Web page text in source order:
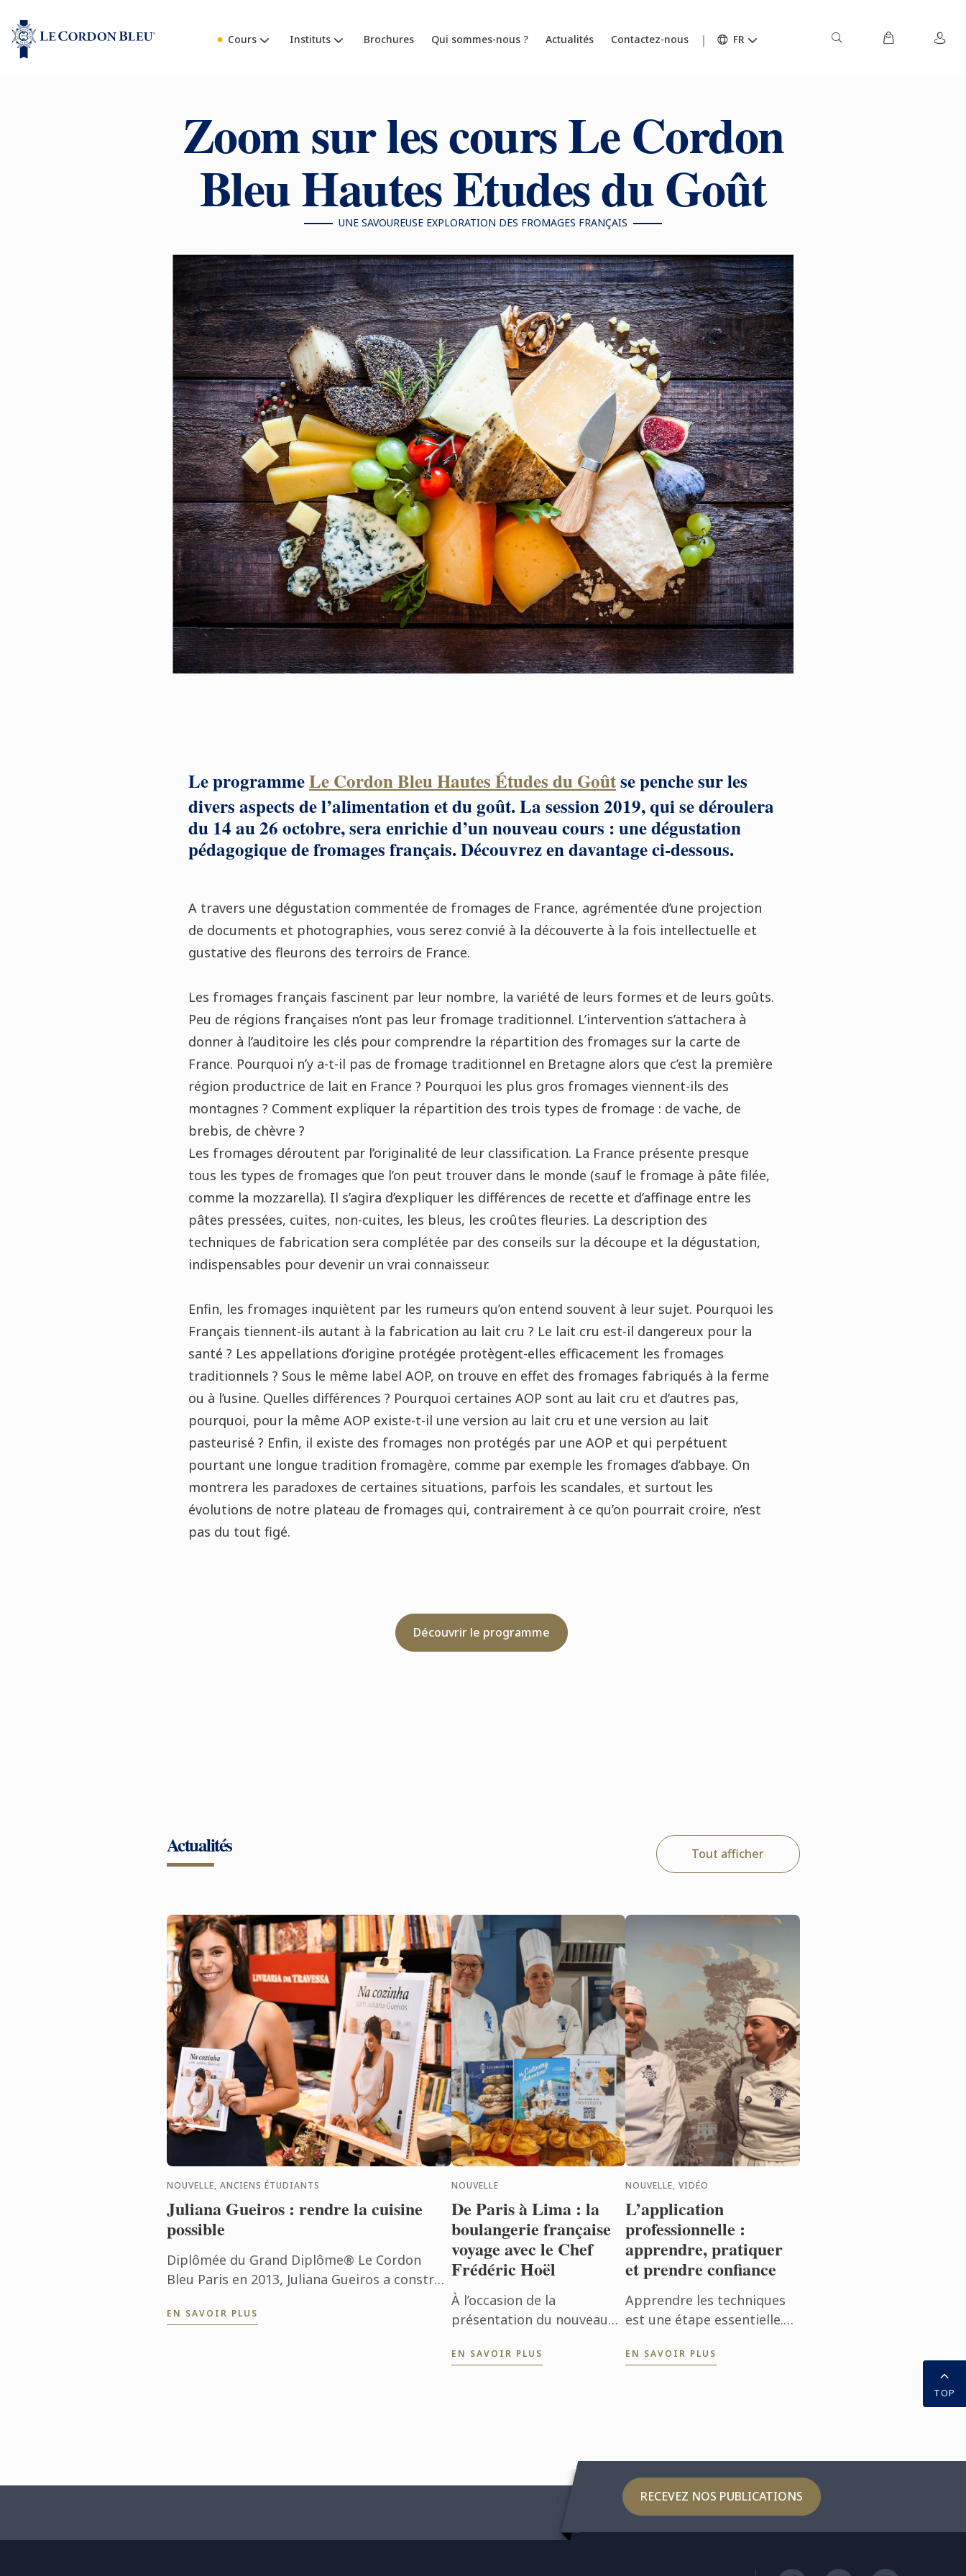
Cours Instituts Brochures Qui sommes-nous ? Actualités Contactez-nous FR
Zoom sur les cours Le Cordon
Bleu Hautes Etudes du Goût
UNE SAVOUREUSE EXPLORATION DES FROMAGES FRANÇAIS
Le programmeLe Cordon Bleu Hautes Études du Goûtse penche sur les
divers aspects de l’alimentation et du goût. La session 2019, qui se déroulera
du 14 au 26 octobre, sera enrichie d’un nouveau cours : une dégustation
pédagogique de fromages français. Découvrez en davantage ci-dessous.
A travers une dégustation commentée de fromages de France, agrémentée d’une projection
de documents et photographies, vous serez convié à la découverte à la fois intellectuelle et
gustative des fleurons des terroirs de France.
Les fromages français fascinent par leur nombre, la variété de leurs formes et de leurs goûts.
Peu de régions françaises n’ont pas leur fromage traditionnel. L’intervention s’attachera à
donner à l’auditoire les clés pour comprendre la répartition des fromages sur la carte de
France. Pourquoi n’y a-t-il pas de fromage traditionnel en Bretagne alors que c’est la première
région productrice de lait en France ? Pourquoi les plus gros fromages viennent-ils des
montagnes ? Comment expliquer la répartition des trois types de fromage : de vache, de
brebis, de chèvre ?
Les fromages déroutent par l’originalité de leur classification. La France présente presque
tous les types de fromages que l’on peut trouver dans le monde (sauf le fromage à pâte filée,
comme la mozzarella). Il s’agira d’expliquer les différences de recette et d’affinage entre les
pâtes pressées, cuites, non-cuites, les bleus, les croûtes fleuries. La description des
techniques de fabrication sera complétée par des conseils sur la découpe et la dégustation,
indispensables pour devenir un vrai connaisseur.
Enfin, les fromages inquiètent par les rumeurs qu’on entend souvent à leur sujet. Pourquoi les
Français tiennent-ils autant à la fabrication au lait cru ? Le lait cru est-il dangereux pour la
santé ? Les appellations d’origine protégée protègent-elles efficacement les fromages
traditionnels ? Sous le même label AOP, on trouve en effet des fromages fabriqués à la ferme
ou à l’usine. Quelles différences ? Pourquoi certaines AOP sont au lait cru et d’autres pas,
pourquoi, pour la même AOP existe-t-il une version au lait cru et une version au lait
pasteurisé ? Enfin, il existe des fromages non protégés par une AOP et qui perpétuent
pourtant une longue tradition fromagère, comme par exemple les fromages d’abbaye. On
montrera les paradoxes de certaines situations, parfois les scandales, et surtout les
évolutions de notre plateau de fromages qui, contrairement à ce qu’on pourrait croire, n’est
pas du tout figé.
Découvrir le programme
Actualités Tout afficher
NOUVELLE, ANCIENS ÉTUDIANTS
Juliana Gueiros : rendre la cuisine
possible
Diplômée du Grand Diplôme® Le Cordon
Bleu Paris en 2013, Juliana Gueiros a construit
de la restauration. Après ...
EN SAVOIR PLUS
NOUVELLE
De Paris à Lima : la
boulangerie française
voyage avec le Chef
Frédéric Hoël
À l’occasion de la
présentation du nouveau
Cordon Bleu Peru, le Chef
EN SAVOIR PLUS
NOUVELLE, VIDÉO
L’application
professionnelle :
apprendre, pratiquer
et prendre confiance
Apprendre les techniques
est une étape essentielle.
quotidien permet d’aller
EN SAVOIR PLUS
RECEVEZ NOS PUBLICATIONS
TOP